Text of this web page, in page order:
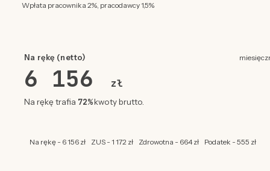
Wpłata pracownika 2%, pracodawcy 1,5%
Na rękę (netto)
6 156 zł
Na rękę trafia 72%kwoty brutto.
Na rękę - 6 156 zł ZUS - 1 172 zł Zdrowotna - 664 zł Podatek - 555 zł